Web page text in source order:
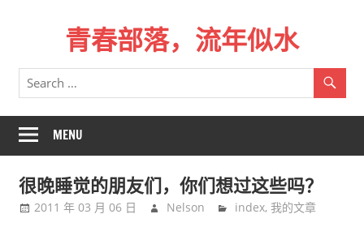
青春部落，流年似水
青
春
一
场
远
行，
总
MENU
很晚睡觉的朋友们，你们想过这些吗？
2011 年 03 月 06 日 Nelson index,我的文章